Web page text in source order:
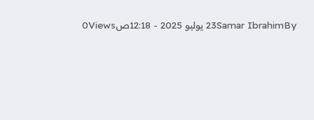
By
Samar Ibrahim23 يوليو 2025 - 12:18ص Views
0